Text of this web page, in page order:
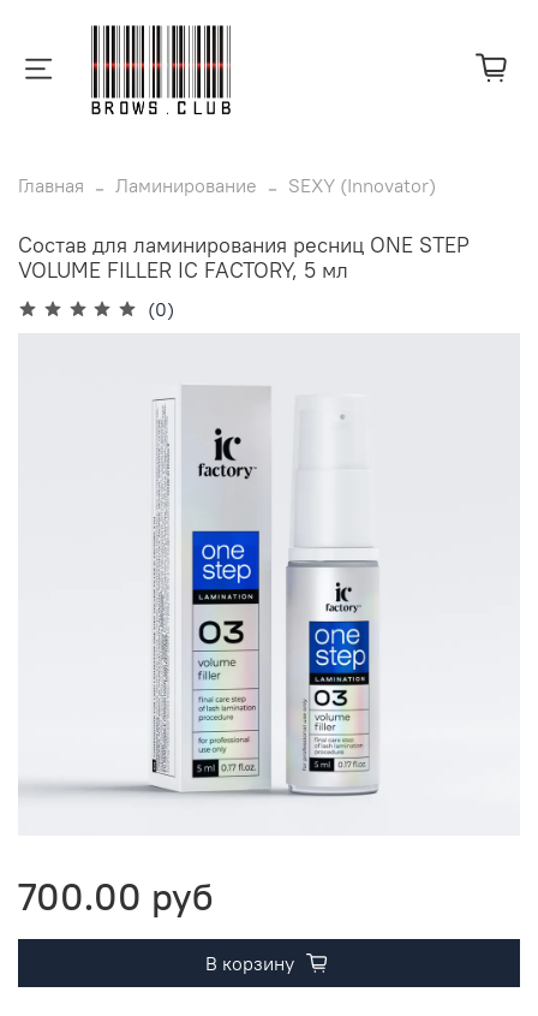
Главная Ламинирование SEXY (Innovator)
Состав для ламинирования ресниц ONE STEP
VOLUME FILLER IC FACTORY, 5 мл
(0)
700.00 руб
В корзину